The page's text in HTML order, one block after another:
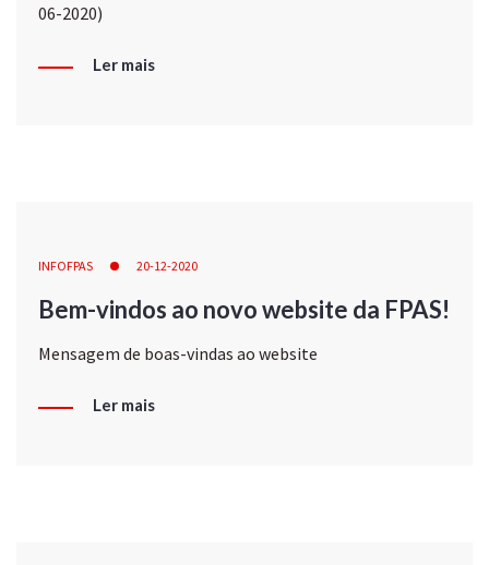
06-2020)
Ler mais
INFOFPAS 20-12-2020
Bem-vindos ao novo website da FPAS!
Mensagem de boas-vindas ao website
Ler mais